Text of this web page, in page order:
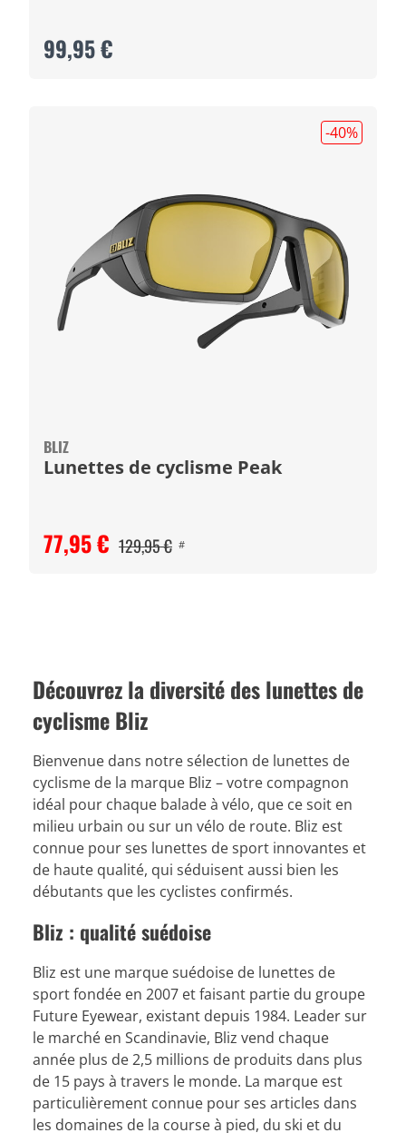
99,95 €
-40%
BLIZ
Lunettes de cyclisme Peak
77,95 € 129,95 € #
Découvrez la diversité des lunettes de
cyclisme Bliz
Bienvenue dans notre sélection de lunettes de
cyclisme de la marque Bliz – votre compagnon
idéal pour chaque balade à vélo, que ce soit en
milieu urbain ou sur un vélo de route. Bliz est
connue pour ses lunettes de sport innovantes et
de haute qualité, qui séduisent aussi bien les
débutants que les cyclistes confirmés.
Bliz : qualité suédoise
Bliz est une marque suédoise de lunettes de
sport fondée en 2007 et faisant partie du groupe
Future Eyewear, existant depuis 1984. Leader sur
le marché en Scandinavie, Bliz vend chaque
année plus de 2,5 millions de produits dans plus
de 15 pays à travers le monde. La marque est
particulièrement connue pour ses articles dans
les domaines de la course à pied, du ski et du